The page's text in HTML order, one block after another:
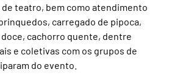
teatro, bem como atendimento
carregado de pipoca,
cachorro quente, dentre
e coletivas com os grupos de
do evento.